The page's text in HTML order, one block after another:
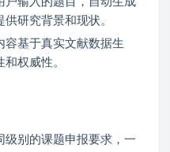
研究背景和现状。
容基于真实文献数据生
权威性。
级别的课题申报要求，一